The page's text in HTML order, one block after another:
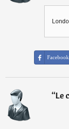
Facebook
“Le